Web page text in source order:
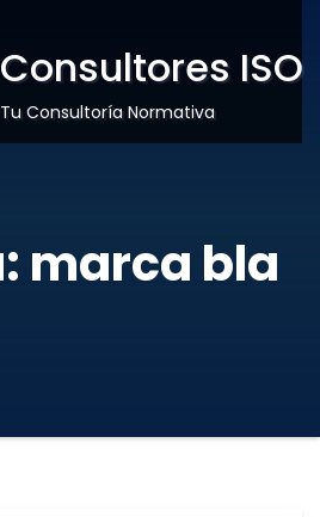
Consultores ISO
Tu Consultoría Normativa
marca bla